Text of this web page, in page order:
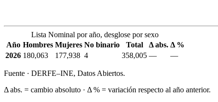
Lista Nominal por año, desglose por sexo
Año Hombres Mujeres No binario Total Δ abs. Δ %
2026 180,063 177,938 4 358,005 — —
Fuente · DERFE–INE, Datos Abiertos.
Δ abs. = cambio absoluto · Δ % = variación respecto al año anterior.